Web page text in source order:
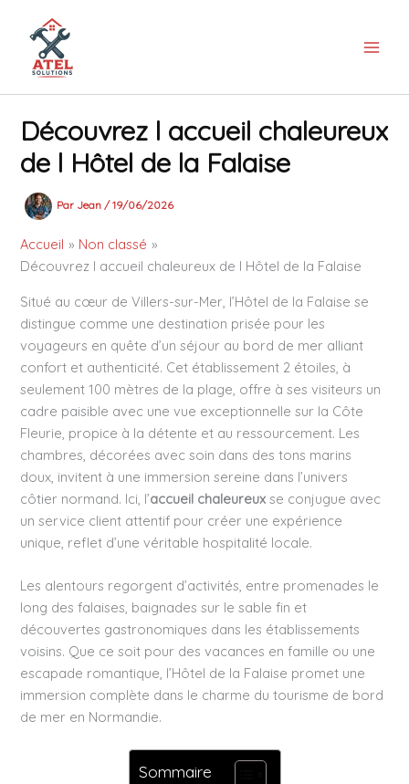
contenu
Découvrez l accueil chaleureux
de l Hôtel de la Falaise
Par Jean/19/06/2026
Accueil
Non classé
Découvrez l accueil chaleureux de l Hôtel de la Falaise
Situé au cœur de Villers-sur-Mer, l’Hôtel de la Falaise se
distingue comme une destination prisée pour les
voyageurs en quête d’un séjour au bord de mer alliant
confort et authenticité. Cet établissement 2 étoiles, à
seulement 100 mètres de la plage, offre à ses visiteurs un
cadre paisible avec une vue exceptionnelle sur la Côte
Fleurie, propice à la détente et au ressourcement. Les
chambres, décorées avec soin dans des tons marins
doux, invitent à une immersion sereine dans l’univers
côtier normand. Ici, l’accueil chaleureux se conjugue avec
un service client attentif pour créer une expérience
unique, reflet d’une véritable hospitalité locale.
Les alentours regorgent d’activités, entre promenades le
long des falaises, baignades sur le sable fin et
découvertes gastronomiques dans les établissements
voisins. Que ce soit pour des vacances en famille ou une
escapade romantique, l’Hôtel de la Falaise promet une
immersion complète dans le charme du tourisme de bord
de mer en Normandie.
Sommaire